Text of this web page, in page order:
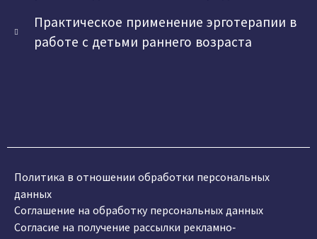
Практическое применение эрготерапии в
работе с детьми раннего возраста
Политика в отношении обработки персональных
данных
Соглашение на обработку персональных данных
Согласие на получение рассылки рекламно-